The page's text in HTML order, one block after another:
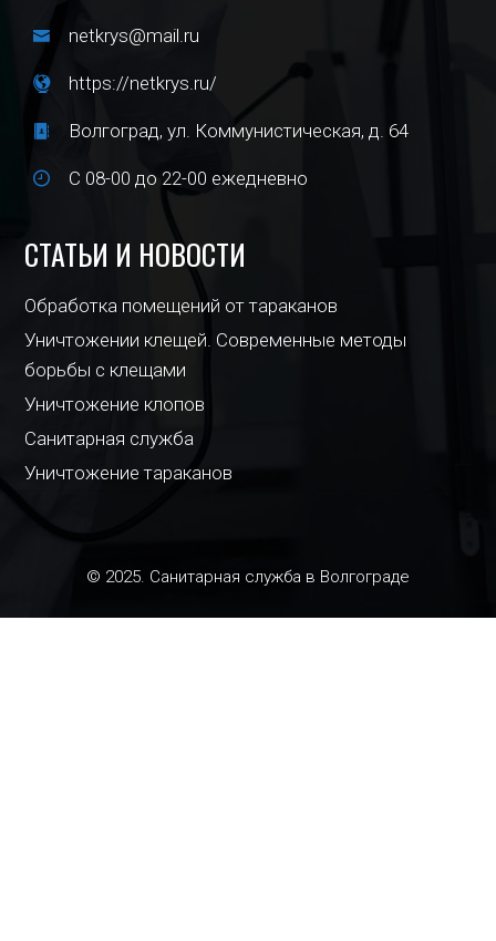
netkrys@mail.ru
https://netkrys.ru/
Волгоград, ул. Коммунистическая, д. 64
С 08-00 до 22-00 ежедневно
СТАТЬИ И НОВОСТИ
Обработка помещений от тараканов
Уничтожении клещей. Современные методы
борьбы с клещами
Уничтожение клопов
Санитарная служба
Уничтожение тараканов
© 2025. Санитарная служба в Волгограде